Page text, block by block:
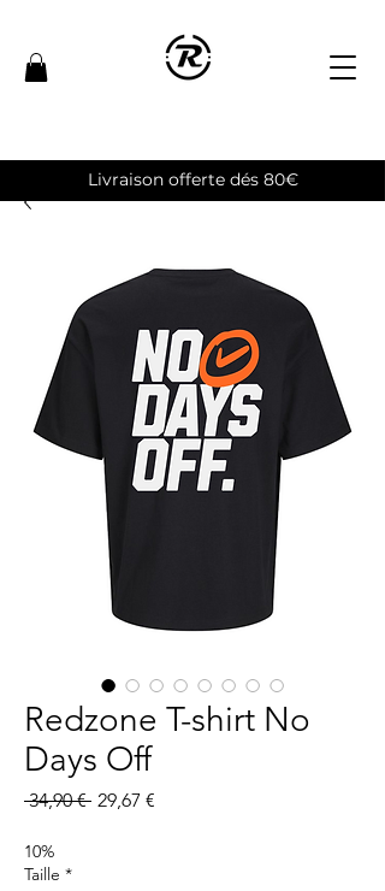
Livraison offerte dés 80€
Redzone T-shirt No
Days Off
34,90 € Prix
29,67 €
10%
Taille *